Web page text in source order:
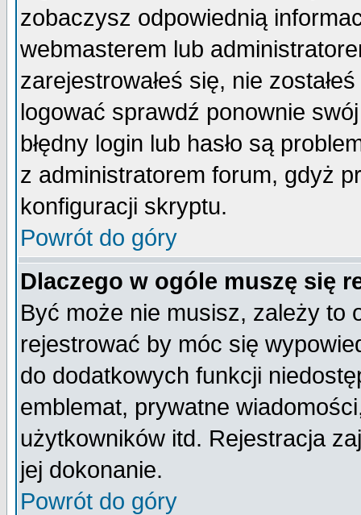
zobaczysz odpowiednią
webmasterem lub
zarejestrowałeś się, nie
logować sprawdź ponownie
błędny login lub hasło są
z administratorem forum, gdyż
konfiguracji skryptu.
Powrót do góry
Dlaczego w ogóle muszę się
Być może nie musisz, zależy to
rejestrować by móc się
do dodatkowych funkcji
emblemat, prywatne
użytkowników itd. Rejestracja
jej dokonanie.
Powrót do góry